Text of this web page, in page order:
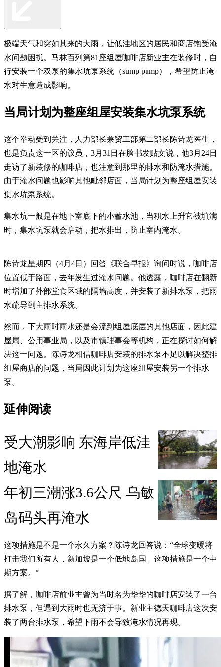
极端天气和突如其来的大雨，让低洼地区的居民和商店饱受淹
水问题困扰。马林百列第81座组屋咖啡店新业主在装修时，自
行安装一个双泵的集水坑泵系统（sump pump），希望防止淹
水对生意造成影响。
当局计划为整座组屋安装集水坑泵系统
这个举动受到关注，人力部长兼贸工部第二部长陈诗龙医生，
也是负责这一区的议员，3月31日在脸书发贴文说，他3月24日
走访了新装修的咖啡店，也注意到那里的排水和防淹水措施。
由于淹水问题也影响其他毗邻店面，当局计划为整座组屋安装
集水坑泵系统。
集水坑一般是在地下室底下的小蓄水池，当积水上升它被填满
时，集水坑泵就会启动，把水排出，防止室内淹水。
陈诗龙星期四（4月4日）回答《联合早报》询问时说，咖啡店
位置低于路面，去年发生过淹水问题。他透露，咖啡店在翻新
时增加了外部堂食区域的隔墙高度，并安装了新排水泵，把雨
水疏导到主排水系统。
然而，下大雨时雨水还是会流到组屋底层的其他店面，因此建
屋局、公用事业局，以及市镇理事会等机构，正在探讨如何解
决这一问题。陈诗龙相信咖啡店安装的排水泵不足以解决整排
组屋商店的问题，当局因此计划为这座组屋安装另一个排水
泵。
延伸阅读
受大潮影响 东海岸低洼
地淹水
年初三潮涨3.6公尺 乌敏
岛码头再淹水
这项措施是不是一个永久方案？陈诗龙回答说：“全球变暖将
打击我们所有人，新加坡是一个低地岛国。这项措施是一个中
期方案。”
据了解，咖啡店前业主曾为当时名为华华的咖啡店安装了一台
排水泵，但遇到大雨时也无济于事。新业主德天咖啡店这次安
装了两台排水泵，希望下雨不会导致淹水情况再现。